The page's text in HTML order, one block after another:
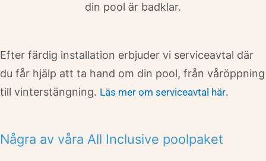
din pool är badklar.
Efter färdig installation erbjuder vi serviceavtal där
du får hjälp att ta hand om din pool, från våröppning
till vinterstängning. Läs mer om serviceavtal här.
Några av våra All Inclusive poolpaket